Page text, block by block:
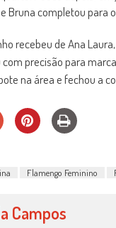
Bruna completou para
recebeu de Ana
precisão para
na área e fechou a
Flamengo Feminino
Campos